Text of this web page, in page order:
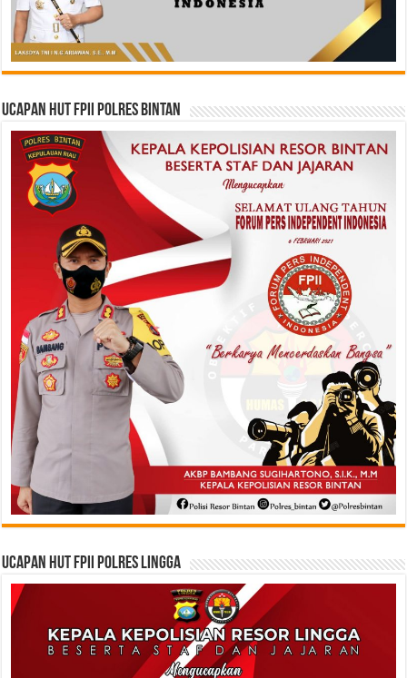
Ucapan HUT FPII Polres Bintan
Ucapan HUT FPII Polres Lingga